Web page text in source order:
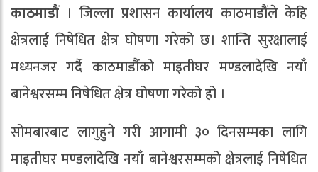
काठमाडौं। जिल्ला प्रशासन कार्यालय काठमाडौंले केहि
क्षेत्रलाई निषेधित क्षेत्र घोषणा गरेको छ। शान्ति सुरक्षालाई
मध्यनजर गर्दै काठमाडौंको माइतीघर मण्डलादेखि नयाँ
बानेश्वरसम्म निषेधित क्षेत्र घोषणा गरेको हो ।
सोमबारबाट लागुहुने गरी आगामी ३० दिनसम्मका लागि
माइतीघर मण्डलादेखि नयाँ बानेश्वरसम्मको क्षेत्रलाई निषेधित